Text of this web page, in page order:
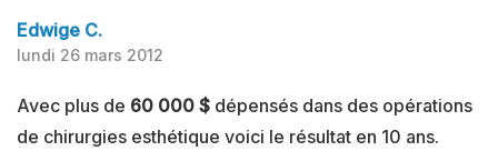
Edwige C.
lundi 26 mars 2012
Avec plus de 60 000 $ dépensés dans des opérations
de chirurgies esthétique voici le résultat en 10 ans.